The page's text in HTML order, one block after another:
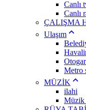
Canlı
Canlı
ÇALIŞMA
Ulaşım
Metro
MÜZİK
ilahi
Müzik